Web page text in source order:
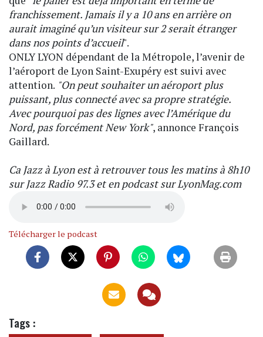
franchissement. Jamais il y a 10 ans en arrière on
aurait imaginé qu’un visiteur sur 2 serait étranger
dans nos points d’accueil".
ONLY LYON dépendant de la Métropole, l’avenir de
l’aéroport de Lyon Saint-Exupéry est suivi avec
attention. "On peut souhaiter un aéroport plus
puissant, plus connecté avec sa propre stratégie.
Avec pourquoi pas des lignes avec l’Amérique du
Nord, pas forcément New York", annonce François
Gaillard.
Ca Jazz à Lyon est à retrouver tous les matins à 8h10
sur Jazz Radio 97.3 et en podcast sur LyonMag.com
Télécharger le podcast
Tags :